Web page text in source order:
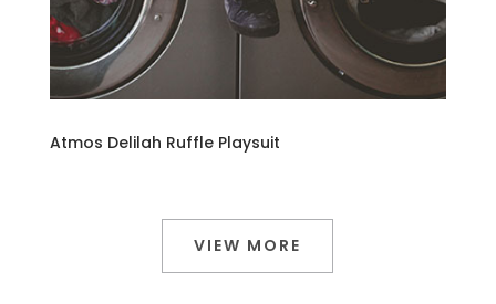
Atmos Delilah Ruffle Playsuit
VIEW MORE